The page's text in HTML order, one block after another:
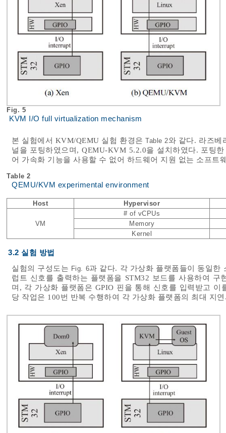
Fig. 5
KVM I/O full virtualization mechanism
본 실험에서 KVM/QEMU 실험 환경은Table 2와 같다. 라즈베
널을 포팅하였으며, QEMU-KVM 5.2.0을 설치하였다. 포팅
어 가속화 기능을 사용할 수 없어 하드웨어 지원 없는 소프트
Table 2
QEMU/KVM experimental environment
Host Hypervisor
VM
# of vCPUs
Memory
Kernel
3.2 실험 방법
실험의 구성도는 Fig. 6과 같다. 각 가상화 플랫폼들이 동일한
럽트 신호를 출력하는 플랫폼을 STM32 보드를 사용하여
며, 각 가상화 플랫폼은 GPIO 핀을 통해 신호를 입력받고
당 작업은 100번 반복 수행하여 각 가상화 플랫폼의 최대 지